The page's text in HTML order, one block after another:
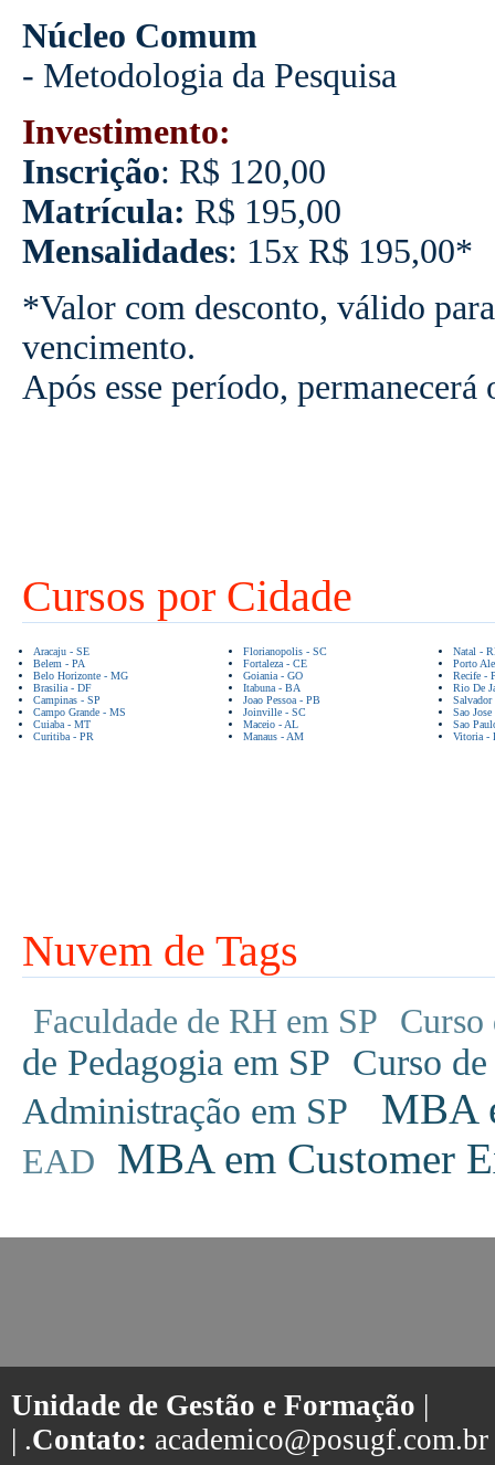
Núcleo Comum
- Metodologia da Pesquisa
Investimento:
Inscrição: R$ 120,00
Matrícula: R$ 195,00
Mensalidades: 15x R$ 195,00*
*Valor com desconto, válido
vencimento.
Após esse período,
Cursos por Cidade
Aracaju - SE
Belem - PA
Belo Horizonte - MG
Brasilia - DF
Campinas - SP
Campo Grande - MS
Cuiaba - MT
Curitiba - PR
Florianopolis - SC
Fortaleza - CE
Goiania - GO
Itabuna - BA
Joao Pessoa - PB
Joinville - SC
Maceio - AL
Manaus - AM
Natal -
Porto
Recife -
Rio De
Sao
Sao
Vitoria -
Nuvem de Tags
Faculdade de RH em SP Curso
de Pedagogia em SP Curso
Administração em SP
MBA
EAD MBA em Customer
Unidade de Gestão e Formação |
| .Contato: academico@posugf.com.br